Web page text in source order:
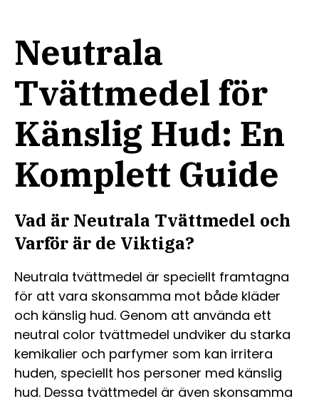
Neutrala
Tvättmedel för
Känslig Hud: En
Komplett Guide
Vad är Neutrala Tvättmedel och
Varför är de Viktiga?
Neutrala tvättmedel är speciellt framtagna
för att vara skonsamma mot både kläder
och känslig hud. Genom att använda ett
neutral color tvättmedel undviker du starka
kemikalier och parfymer som kan irritera
huden, speciellt hos personer med känslig
hud. Dessa tvättmedel är även skonsamma